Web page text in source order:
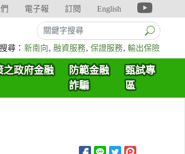
電子報 訂閱 English
尋： 新南向, 融資服務, 保證服務, 輸出保險
之政府金融
防範金融
詐騙
甄試專
區